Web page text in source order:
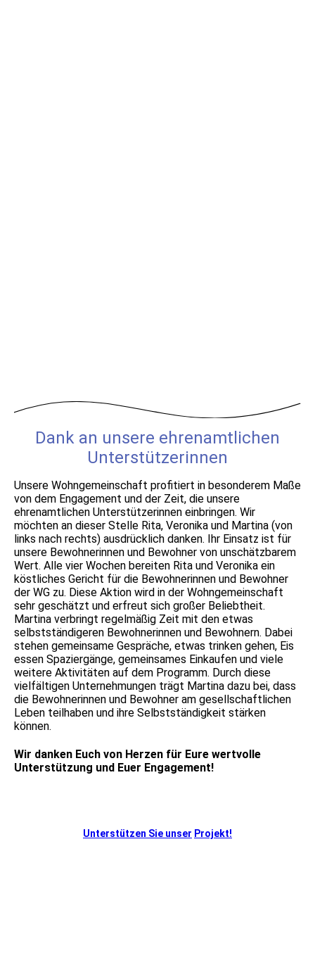
Dank an unsere ehrenamtlichen
Unterstützerinnen
Unsere Wohngemeinschaft profitiert in besonderem Maße
von dem Engagement und der Zeit, die unsere
ehrenamtlichen Unterstützerinnen einbringen. Wir
möchten an dieser Stelle Rita, Veronika und Martina (von
links nach rechts) ausdrücklich danken. Ihr Einsatz ist für
unsere Bewohnerinnen und Bewohner von unschätzbarem
Wert. Alle vier Wochen bereiten Rita und Veronika ein
köstliches Gericht für die Bewohnerinnen und Bewohner
der WG zu. Diese Aktion wird in der Wohngemeinschaft
sehr geschätzt und erfreut sich großer Beliebtheit.
Martina verbringt regelmäßig Zeit mit den etwas
selbstständigeren Bewohnerinnen und Bewohnern. Dabei
stehen gemeinsame Gespräche, etwas trinken gehen, Eis
essen Spaziergänge, gemeinsames Einkaufen und viele
weitere Aktivitäten auf dem Programm. Durch diese
vielfältigen Unternehmungen trägt Martina dazu bei, dass
die Bewohnerinnen und Bewohner am gesellschaftlichen
Leben teilhaben und ihre Selbstständigkeit stärken
können.
Wir danken Euch von Herzen für Eure wertvolle
Unterstützung und Euer Engagement!
Unterstützen Sie unser Projekt!